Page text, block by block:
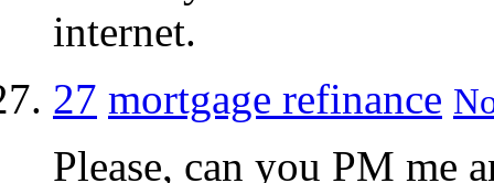
internet.
27 mortgage refinance
Please, can you PM me